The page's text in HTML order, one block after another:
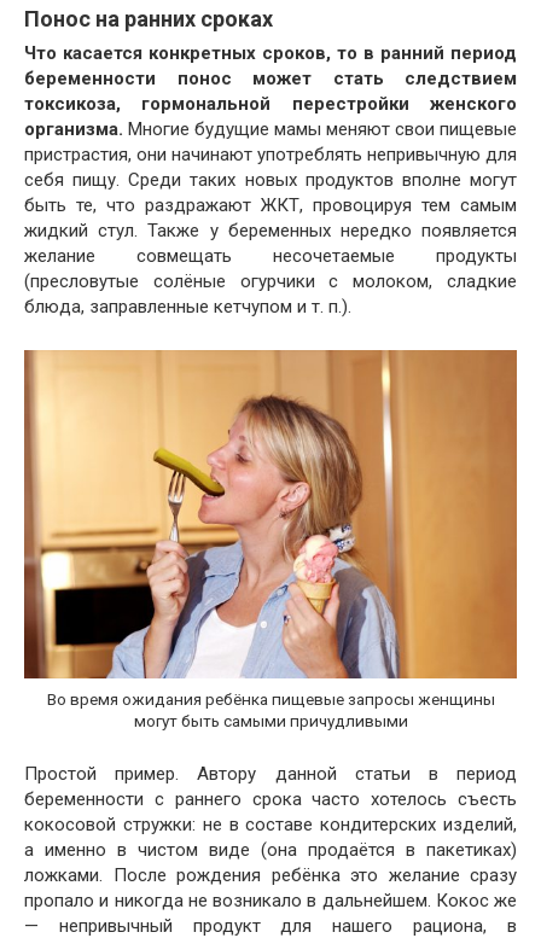
Понос на ранних сроках
Что касается конкретных сроков, то в ранний период
беременности понос может стать следствием
токсикоза, гормональной перестройки женского
организма. Многие будущие мамы меняют свои пищевые
пристрастия, они начинают употреблять непривычную для
себя пищу. Среди таких новых продуктов вполне могут
быть те, что раздражают ЖКТ, провоцируя тем самым
жидкий стул. Также у беременных нередко появляется
желание совмещать несочетаемые продукты
(пресловутые солёные огурчики с молоком, сладкие
блюда, заправленные кетчупом и т. п.).
Во время ожидания ребёнка пищевые запросы женщины
могут быть самыми причудливыми
Простой пример. Автору данной статьи в период
беременности с раннего срока часто хотелось съесть
кокосовой стружки: не в составе кондитерских изделий,
а именно в чистом виде (она продаётся в пакетиках)
ложками. После рождения ребёнка это желание сразу
пропало и никогда не возникало в дальнейшем. Кокос же
— непривычный продукт для нашего рациона, в